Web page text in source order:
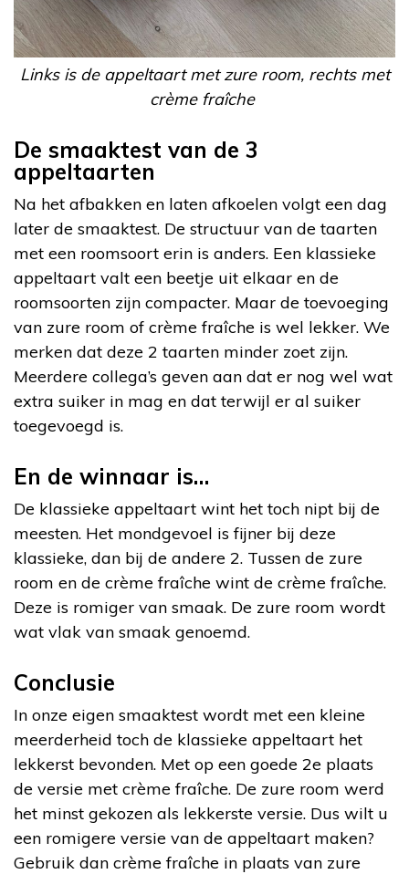
Links is de appeltaart met zure room, rechts met
crème fraîche
De smaaktest van de 3
appeltaarten
Na het afbakken en laten afkoelen volgt een dag
later de smaaktest. De structuur van de taarten
met een roomsoort erin is anders. Een klassieke
appeltaart valt een beetje uit elkaar en de
roomsoorten zijn compacter. Maar de toevoeging
van zure room of crème fraîche is wel lekker. We
merken dat deze 2 taarten minder zoet zijn.
Meerdere collega’s geven aan dat er nog wel wat
extra suiker in mag en dat terwijl er al suiker
toegevoegd is.
En de winnaar is…
De klassieke appeltaart wint het toch nipt bij de
meesten. Het mondgevoel is fijner bij deze
klassieke, dan bij de andere 2. Tussen de zure
room en de crème fraîche wint de crème fraîche.
Deze is romiger van smaak. De zure room wordt
wat vlak van smaak genoemd.
Conclusie
In onze eigen smaaktest wordt met een kleine
meerderheid toch de klassieke appeltaart het
lekkerst bevonden. Met op een goede 2e plaats
de versie met crème fraîche. De zure room werd
het minst gekozen als lekkerste versie. Dus wilt u
een romigere versie van de appeltaart maken?
Gebruik dan crème fraîche in plaats van zure